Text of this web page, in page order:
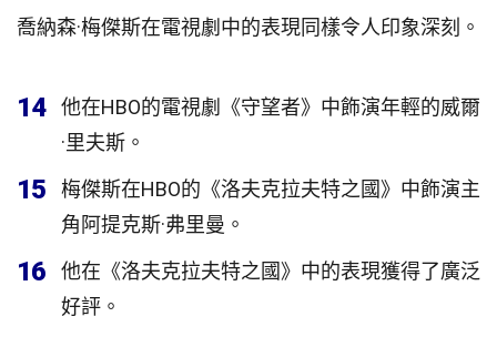
喬納森·梅傑斯在電視劇中的表現同樣令人印象深刻。
14
他在HBO的電視劇《守望者》中飾演年輕的威爾
·里夫斯。
15
梅傑斯在HBO的《洛夫克拉夫特之國》中飾演主
角阿提克斯·弗里曼。
16
他在《洛夫克拉夫特之國》中的表現獲得了廣泛
好評。